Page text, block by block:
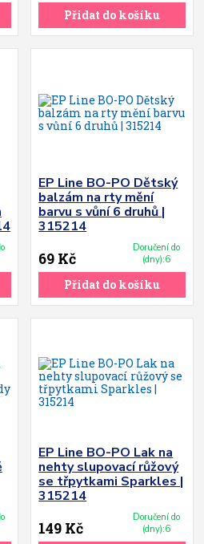
Přidat do košíku
EP Line BO-PO Dětský
balzám na rty mění
barvu s vůní 6 druhů |
315214
69 Kč
Doručení do
(dny):6
Přidat do košíku
EP Line BO-PO Lak na
nehty slupovací růžový
se třpytkami Sparkles |
315214
149 Kč
Doručení do
(dny):6